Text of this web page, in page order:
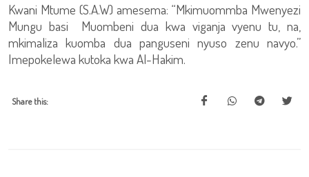
Kwani Mtume (S.A.W) amesema: “Mkimuommba Mwenyezi
Mungu basi Muombeni dua kwa viganja vyenu tu, na,
mkimaliza kuomba dua panguseni nyuso zenu navyo.”
Imepokelewa kutoka kwa Al-Hakim.
Share this: